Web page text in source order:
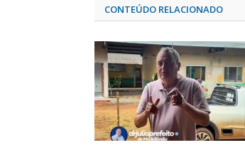
CONTEÚDO RELACIONADO